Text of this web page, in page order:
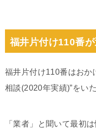
福井片付け110番
福井片付け110番はおか
相談(2020年実績)”をい
「業者」と聞いて最初